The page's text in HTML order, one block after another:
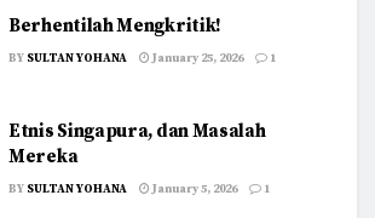
Berhentilah Mengkritik!
BY SULTAN YOHANA January 25, 2026 1
Etnis Singapura, dan Masalah
Mereka
BY SULTAN YOHANA January 5, 2026 1